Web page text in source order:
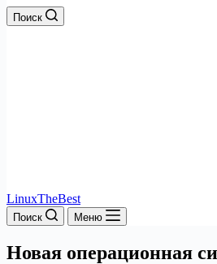
Поиск
LinuxTheBest
Поиск Меню
Новая операционная